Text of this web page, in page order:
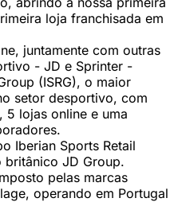
loja franchisada em
juntamente com outras
- JD e Sprinter -
(ISRG), o maior
setor desportivo, com
5 lojas online e uma
Iberian Sports Retail
JD Group.
pelas marcas
operando em Portugal